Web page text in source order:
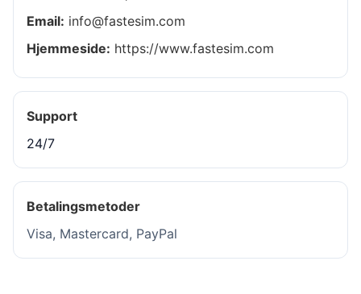
Email: info@fastesim.com
Hjemmeside: https://www.fastesim.com
Support
24/7
Betalingsmetoder
Visa, Mastercard, PayPal